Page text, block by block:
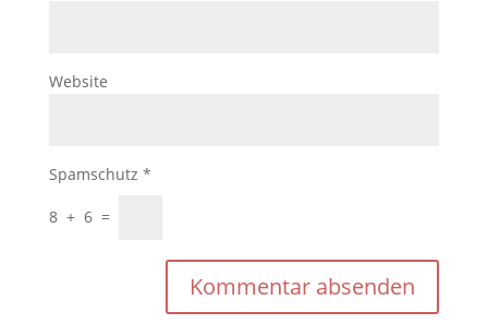
Website
Spamschutz *
8 + 6 =